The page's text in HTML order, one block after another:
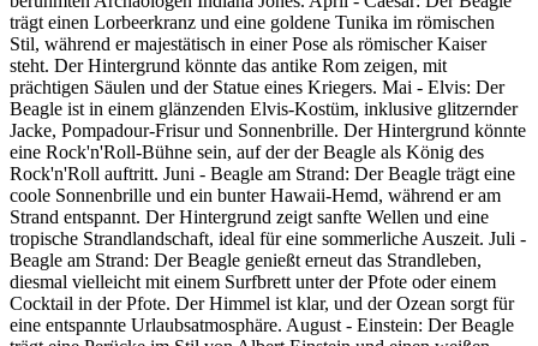
trägt einen Lorbeerkranz und eine goldene Tunika im römischen
Stil, während er majestätisch in einer Pose als römischer Kaiser
steht. Der Hintergrund könnte das antike Rom zeigen, mit
prächtigen Säulen und der Statue eines Kriegers. Mai - Elvis: Der
Beagle ist in einem glänzenden Elvis-Kostüm, inklusive glitzernder
Jacke, Pompadour-Frisur und Sonnenbrille. Der Hintergrund könnte
eine Rock'n'Roll-Bühne sein, auf der der Beagle als König des
Rock'n'Roll auftritt. Juni - Beagle am Strand: Der Beagle trägt eine
coole Sonnenbrille und ein bunter Hawaii-Hemd, während er am
Strand entspannt. Der Hintergrund zeigt sanfte Wellen und eine
tropische Strandlandschaft, ideal für eine sommerliche Auszeit. Juli -
Beagle am Strand: Der Beagle genießt erneut das Strandleben,
diesmal vielleicht mit einem Surfbrett unter der Pfote oder einem
Cocktail in der Pfote. Der Himmel ist klar, und der Ozean sorgt für
eine entspannte Urlaubsatmosphäre. August - Einstein: Der Beagle